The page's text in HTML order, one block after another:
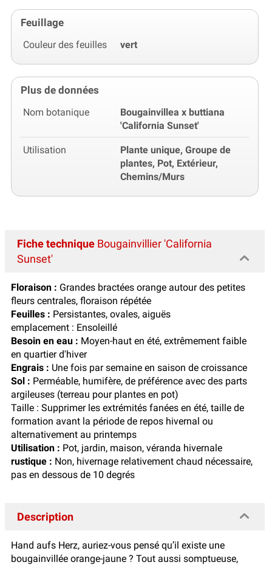
Feuillage
Couleur des feuilles vert
Plus de données
Nom botanique
Bougainvillea x buttiana
'California Sunset'
Utilisation
Plante unique, Groupe de
plantes, Pot, Extérieur,
Chemins/Murs
Fiche technique Bougainvillier 'California
Sunset'
Floraison : Grandes bractées orange autour des petites
fleurs centrales, floraison répétée
Feuilles : Persistantes, ovales, aiguës
emplacement : Ensoleillé
Besoin en eau : Moyen-haut en été, extrêmement faible
en quartier d'hiver
Engrais : Une fois par semaine en saison de croissance
Sol : Perméable, humifère, de préférence avec des parts
argileuses (terreau pour plantes en pot)
Taille : Supprimer les extrémités fanées en été, taille de
formation avant la période de repos hivernal ou
alternativement au printemps
Utilisation : Pot, jardin, maison, véranda hivernale
rustique : Non, hivernage relativement chaud nécessaire,
pas en dessous de 10 degrés
Description
Hand aufs Herz, auriez-vous pensé qu’il existe une
bougainvillée orange-jaune ? Tout aussi somptueuse,